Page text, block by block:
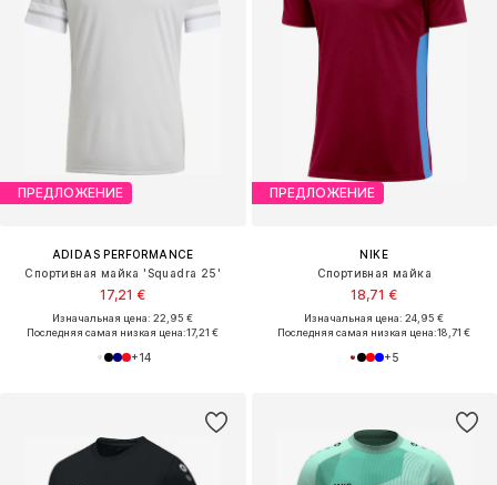
ПРЕДЛОЖЕНИЕ
ADIDAS PERFORMANCE
Спортивная майка 'Squadra 25'
17,21 €
Изначальная цена: 22,95 €
Последняя самая низкая цена:17,21 €
+14
ПРЕДЛОЖЕНИЕ
NIKE
Спортивная майка
18,71 €
Изначальная цена: 24,95 €
Последняя самая низкая цена:18,71 €
+5